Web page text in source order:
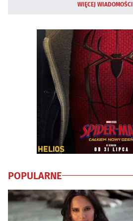
WIĘCEJ WIADOMOŚCI
POPULARNE